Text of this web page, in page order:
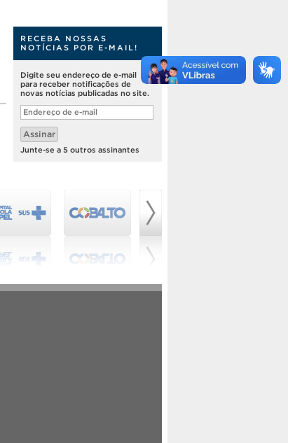
RECEBA NOSSAS
NOTÍCIAS POR E-MAIL!
Digite seu endereço de e-mail
para receber notificações de
novas notícias publicadas no site.
Endereço
de
e-
mail
Assinar
Junte-se a 5 outros assinantes